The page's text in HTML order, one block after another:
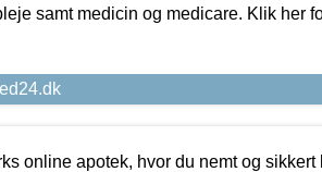
samt medicin og medicare. Klik her
online apotek, hvor du nemt og sikkert